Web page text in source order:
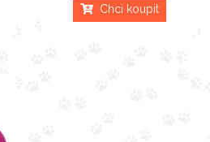
Chci koupit